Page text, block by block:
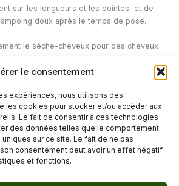
le consentement
expériences, nous utilisons des
les cookies pour stocker et/ou accéder aux
Le fait de consentir à ces technologies
des données telles que le comportement
sur ce site. Le fait de ne pas
consentement peut avoir un effet négatif
et fonctions.
sur les longueurs et les pointes, et de
doux après le temps de pose.
le sèche-cheveux pour des cheveux
de l’éviter totalement, mais privilégier une
limiter les dommages sur la fibre
Article suivant→